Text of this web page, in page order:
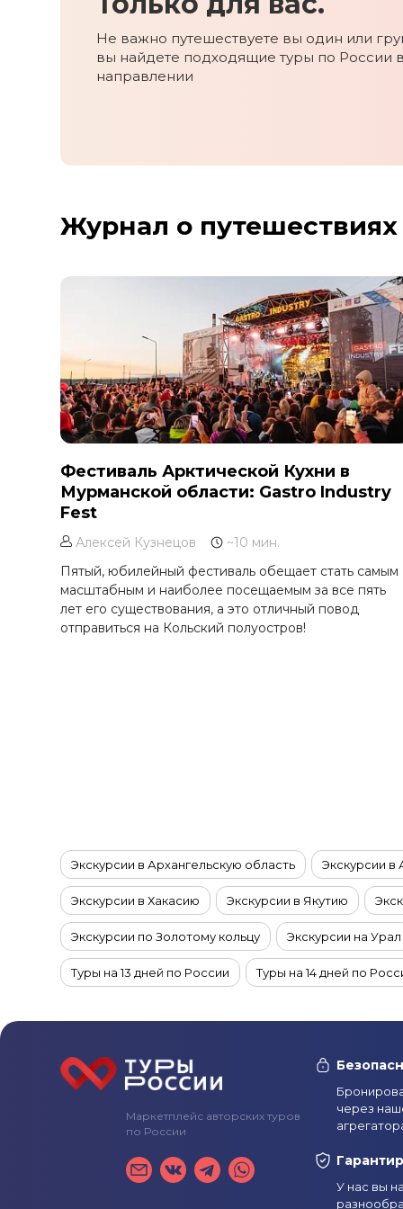
Ставропольский край
Татарстан
Териберка
Тыва
Хакасия
Шантарские Острова
Не важно путешествуете вы один или
вы найдете подходящие туры по России
направлении
Журнал о путешествиях
Фестиваль Арктической Кухни в
Мурманской области: Gastro Industry
Fest
Алексей Кузнецов
~10 мин.
Пятый, юбилейный фестиваль обещает стать самым
масштабным и наиболее посещаемым за все пять
лет его существования, а это отличный повод
отправиться на Кольский полуостров!
Экскурсии в Архангельскую область Экскурсии в
Экскурсии в Хакасию Экскурсии в Якутию
Экскурсии по Золотому кольцу Экскурсии на Урал
Туры на 13 дней по России Туры на 14 дней по
Экскурсии на Курильские острова
Туры из Владимира Экскурсии на Байкал
Туры с экскурсиями в Мурманск и область зимой
Туры с экскурсиями в Мурманск и область в феврале
Маркетплейс авторских туров
по России
через
У нас вы